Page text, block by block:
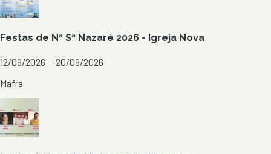
Festas de Nª Sª Nazaré 2026 - Igreja Nova
12/09/2026 — 20/09/2026
Mafra